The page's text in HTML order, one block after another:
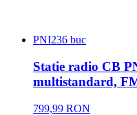
PNI236 buc
Statie radio CB
multistandard,
799,99 RON